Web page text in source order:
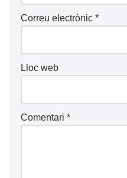
Correu electrònic *
Lloc web
Comentari *